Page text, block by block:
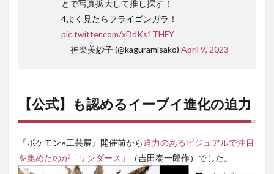
とで写真拡大して推し探す！
4よく見たらフライゴンガラ！
pic.twitter.com/xDdKs1THFY
— 神楽美紗子 (@kaguramisako) April 9, 2023
【公式】も認めるイーブイ進化の迫力
『ポケモン×工芸展』開催前から迫力のあるビジュアルで注目
を集めたのが「サンダース」
（吉田泰一郎作）でした。